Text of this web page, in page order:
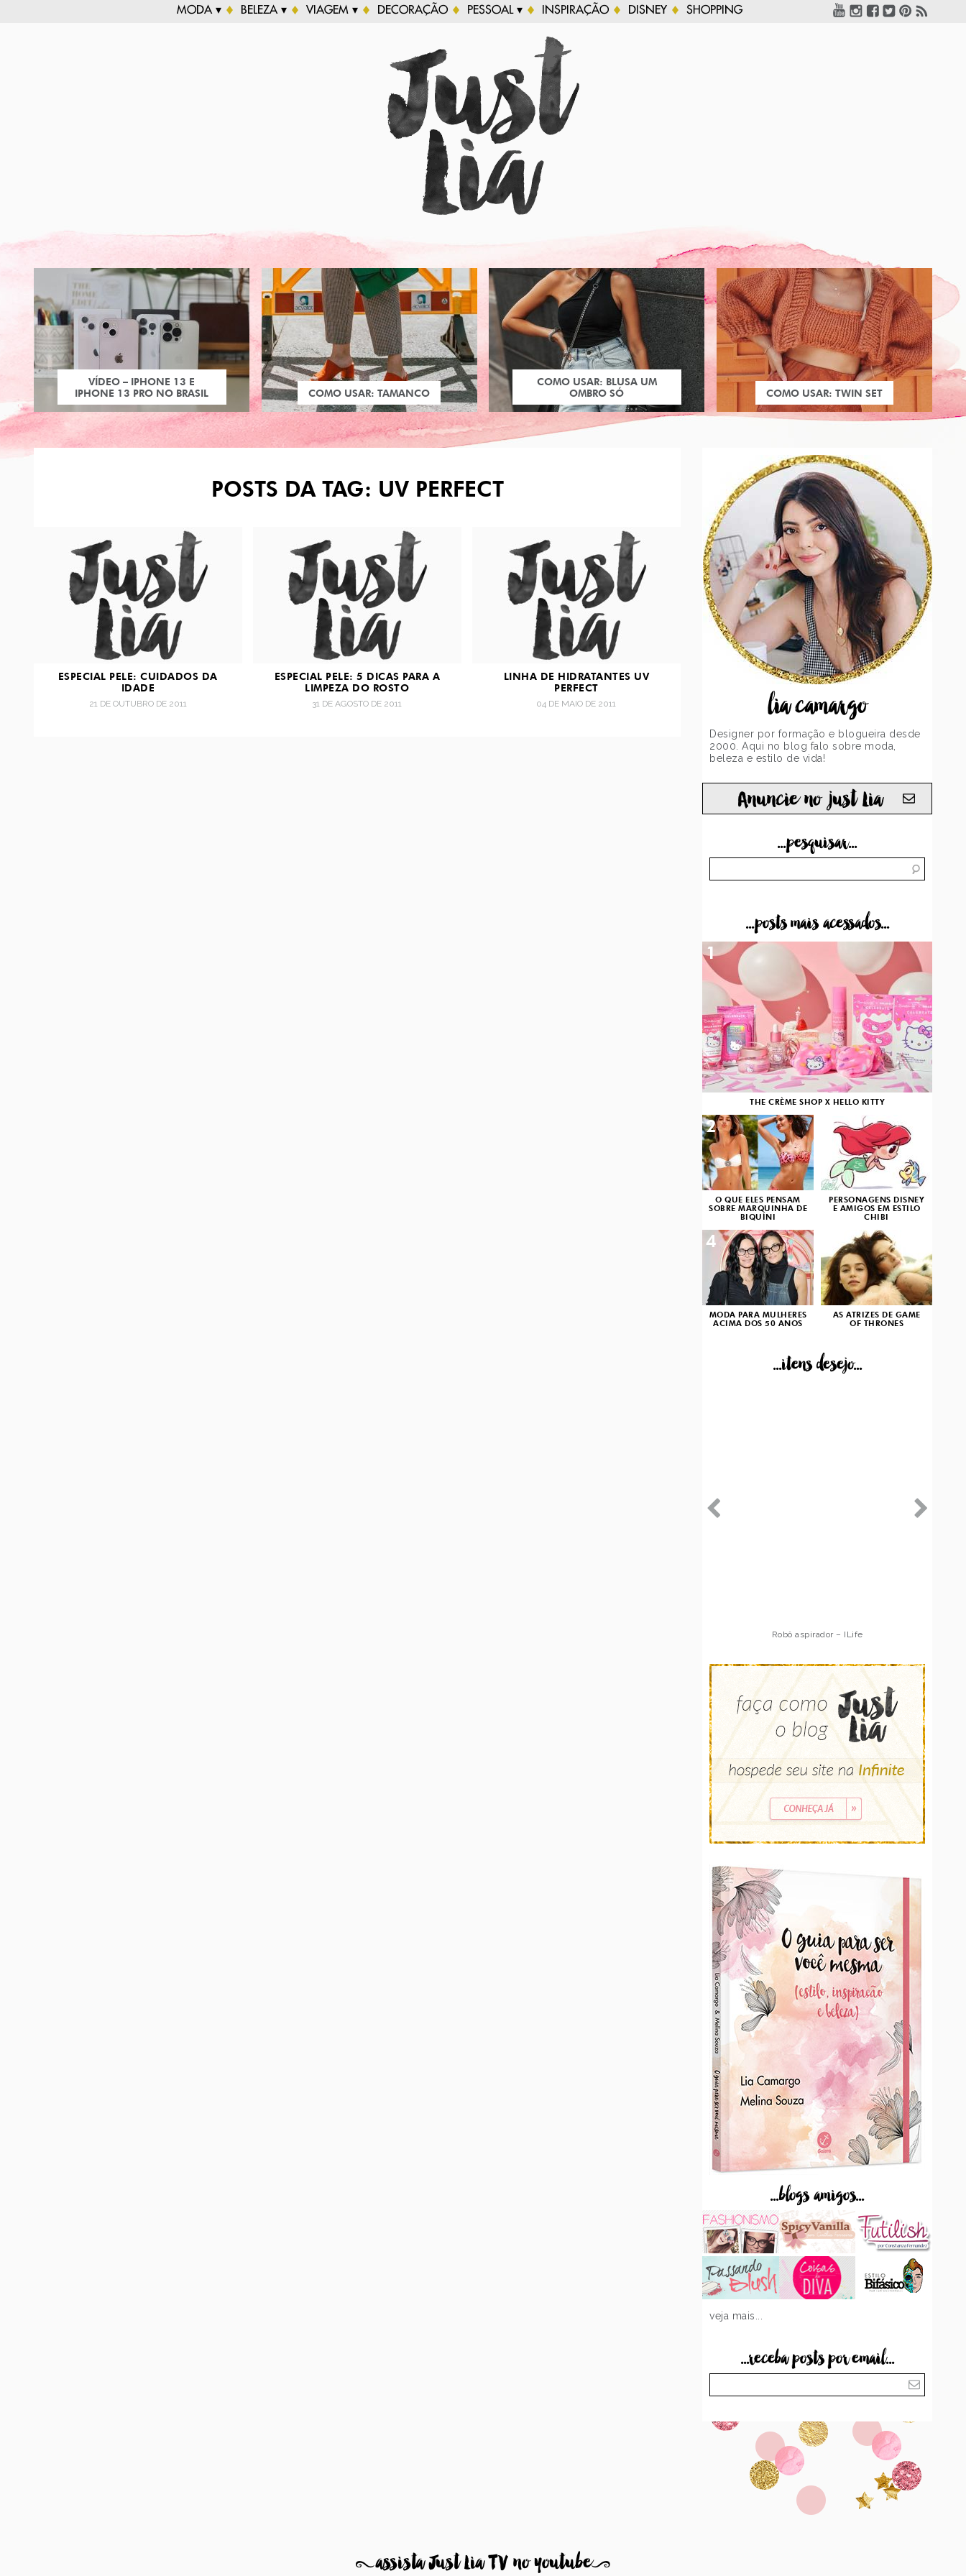
MODA ▾ BELEZA ▾ VIAGEM ▾ DECORAÇÃO PESSOAL ▾ INSPIRAÇÃO DISNEY SHOPPING
VÍDEO – IPHONE 13 E
IPHONE 13 PRO NO BRASIL
COMO USAR: TAMANCO
COMO USAR: BLUSA UM
OMBRO SÓ
COMO USAR: TWIN SET
POSTS DA TAG: UV PERFECT
ESPECIAL PELE: CUIDADOS DA
IDADE
21 DE OUTUBRO DE 2011
ESPECIAL PELE: 5 DICAS PARA A
LIMPEZA DO ROSTO
31 DE AGOSTO DE 2011
LINHA DE HIDRATANTES UV
PERFECT
04 DE MAIO DE 2011
lia camargo
Designer por formação e blogueira desde
2000. Aqui no blog falo sobre moda,
beleza e estilo de vida!
Anuncie no just Lia
...pesquisar...
...posts mais acessados...
THE CRÈME SHOP X HELLO KITTY
1
O QUE ELES PENSAM
SOBRE MARQUINHA DE
BIQUÍNI
2
PERSONAGENS DISNEY
E AMIGOS EM ESTILO
CHIBI
3
MODA PARA MULHERES
ACIMA DOS 50 ANOS
4
AS ATRIZES DE GAME
OF THRONES
...itens desejo...
Robô aspirador – ILife
...blogs amigos...
veja mais...
...receba posts por email...
8assista Just Lia TV no youtube9